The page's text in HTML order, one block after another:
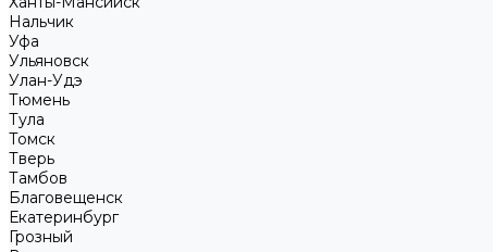
Нальчик
Уфа
Ульяновск
Улан-Удэ
Тюмень
Тула
Томск
Тверь
Тамбов
Благовещенск
Екатеринбург
Грозный